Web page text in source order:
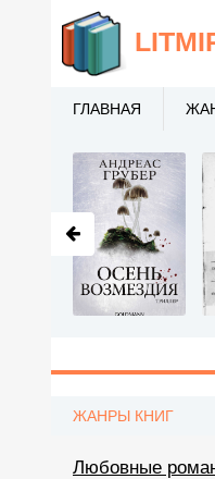
ЖАНРЫ КНИГ
Любовные
ГЛАВНАЯ